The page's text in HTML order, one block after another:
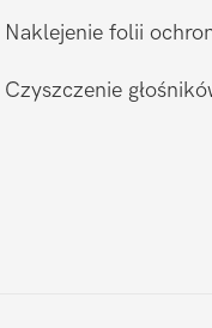
Naklejenie folii
Czyszczenie